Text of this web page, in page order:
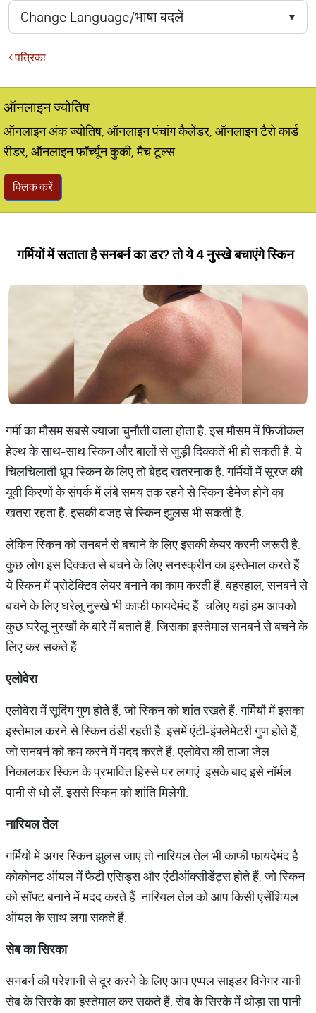
पत्रिका
ऑनलाइन ज्योतिष
ऑनलाइन अंक ज्योतिष, ऑनलाइन पंचांग कैलेंडर, ऑनलाइन टैरो कार्ड
रीडर, ऑनलाइन फॉर्च्यून कुकी, मैच टूल्स
क्लिक करें
गर्मियों में सताता है सनबर्न का डर? तो ये 4 नुस्खे बचाएंगे स्किन
गर्मी का मौसम सबसे ज्याजा चुनौती वाला होता है. इस मौसम में फिजीकल
हेल्थ के साथ-साथ स्किन और बालों से जुड़ी दिक्कतें भी हो सकती हैं. ये
चिलचिलाती धूप स्किन के लिए तो बेहद खतरनाक है. गर्मियों में सूरज की
यूवी किरणों के संपर्क में लंबे समय तक रहने से स्किन डैमेज होने का
खतरा रहता है. इसकी वजह से स्किन झुलस भी सकती है.
लेकिन स्किन को सनबर्न से बचाने के लिए इसकी केयर करनी जरूरी है.
कुछ लोग इस दिक्कत से बचने के लिए सनस्क्रीन का इस्तेमाल करते हैं.
ये स्किन में प्रोटेक्टिव लेयर बनाने का काम करती हैं. बहरहाल, सनबर्न से
बचने के लिए घरेलू नुस्खे भी काफी फायदेमंद हैं. चलिए यहां हम आपको
कुछ घरेलू नुस्खों के बारे में बताते हैं, जिसका इस्तेमाल सनबर्न से बचने के
लिए कर सकते हैं.
एलोवेरा
एलोवेरा में सूदिंग गुण होते हैं, जो स्किन को शांत रखते हैं. गर्मियों में इसका
इस्तेमाल करने से स्किन ठंडी रहती है. इसमें एंटी-इंफ्लेमेटरी गुण होते हैं,
जो सनबर्न को कम करने में मदद करते हैं. एलोवेरा की ताजा जेल
निकालकर स्किन के प्रभावित हिस्से पर लगाएं. इसके बाद इसे नॉर्मल
पानी से धो लें. इससे स्किन को शांति मिलेगी.
नारियलतेल
गर्मियों में अगर स्किन झुलस जाए तो नारियल तेल भी काफी फायदेमंद है.
कोकोनट ऑयल में फैटी एसिड्स और एंटीऑक्सीडेंट्स होते हैं, जो स्किन
को सॉफ्ट बनाने में मदद करते हैं. नारियल तेल को आप किसी एसेंशियल
ऑयल के साथ लगा सकते हैं.
सेबकासिरका
सनबर्न की परेशानी से दूर करने के लिए आप एप्पल साइडर विनेगर यानी
सेब के सिरके का इस्तेमाल कर सकते हैं. सेब के सिरके में थोड़ा सा पानी